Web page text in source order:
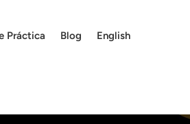
Práctica Blog English